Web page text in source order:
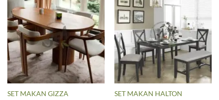
SET MAKAN GIZZA SET MAKAN HALTON